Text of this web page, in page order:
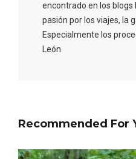
encontrado en los
pasión por los viajes, la
Especialmente los
León
Recommended For